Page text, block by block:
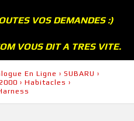
VOS DEMANDES :)
VOUS DIT A TRES VITE.
En Ligne › SUBARU ›
› Habitacles ›